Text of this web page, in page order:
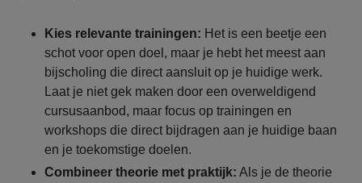
Kies relevante trainingen: Het is een beetje een
schot voor open doel, maar je hebt het meest aan
bijscholing die direct aansluit op je huidige werk.
Laat je niet gek maken door een overweldigend
cursusaanbod, maar focus op trainingen en
workshops die direct bijdragen aan je huidige baan
en je toekomstige doelen.
Combineer theorie met praktijk: Als je de theorie